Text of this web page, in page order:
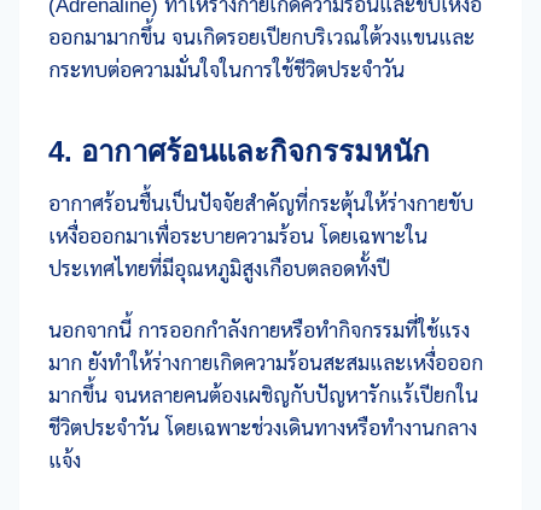
(Adrenaline) ทำให้ร่างกายเกิดความร้อนและขับเหงื่อ
ออกมามากขึ้น จนเกิดรอยเปียกบริเวณใต้วงแขนและ
กระทบต่อความมั่นใจในการใช้ชีวิตประจำวัน
4. อากาศร้อนและกิจกรรมหนัก
อากาศร้อนชื้นเป็นปัจจัยสำคัญที่กระตุ้นให้ร่างกายขับ
เหงื่อออกมาเพื่อระบายความร้อน โดยเฉพาะใน
ประเทศไทยที่มีอุณหภูมิสูงเกือบตลอดทั้งปี
นอกจากนี้ การออกกำลังกายหรือทำกิจกรรมที่ใช้แรง
มาก ยังทำให้ร่างกายเกิดความร้อนสะสมและเหงื่อออก
มากขึ้น จนหลายคนต้องเผชิญกับปัญหารักแร้เปียกใน
ชีวิตประจำวัน โดยเฉพาะช่วงเดินทางหรือทำงานกลาง
แจ้ง